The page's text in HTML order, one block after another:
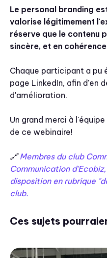
Le personal branding
valorise légitimement
réserve que le contenu
sincère, et en
Chaque participant a pu
page LinkedIn, afin d'en
d'amélioration.
Un grand merci à
de ce webinaire!
🔗Membres du club
Communication
disposition en rubrique
club.
Ces sujets